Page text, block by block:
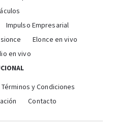
Impulso Empresarial
Elonce en vivo
en vivo
Términos y Condiciones
Contacto